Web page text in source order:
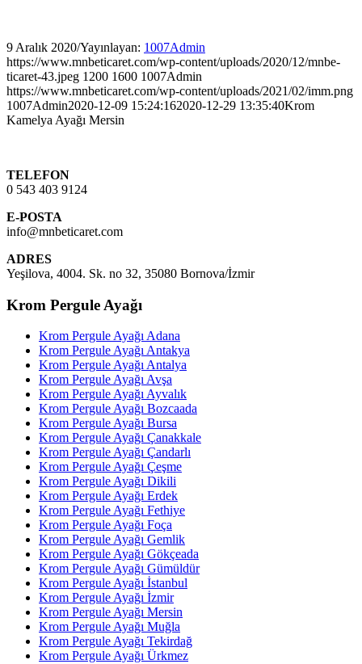
9 Aralık 2020/Yayınlayan: 1007Admin
https://www.mnbeticaret.com/wp-content/uploads/2020/12/mnbe-
ticaret-43.jpeg 1200 1600 1007Admin
https://www.mnbeticaret.com/wp-content/uploads/2021/02/imm.png
1007Admin2020-12-09 15:24:162020-12-29 13:35:40Krom
Kamelya Ayağı Mersin
TELEFON
0 543 403 9124
E-POSTA
info@mnbeticaret.com
ADRES
Yeşilova, 4004. Sk. no 32, 35080 Bornova/İzmir
Krom Pergule Ayağı
Krom Pergule Ayağı Adana
Krom Pergule Ayağı Antakya
Krom Pergule Ayağı Antalya
Krom Pergule Ayağı Avşa
Krom Pergule Ayağı Ayvalık
Krom Pergule Ayağı Bozcaada
Krom Pergule Ayağı Bursa
Krom Pergule Ayağı Çanakkale
Krom Pergule Ayağı Çandarlı
Krom Pergule Ayağı Çeşme
Krom Pergule Ayağı Dikili
Krom Pergule Ayağı Erdek
Krom Pergule Ayağı Fethiye
Krom Pergule Ayağı Foça
Krom Pergule Ayağı Gemlik
Krom Pergule Ayağı Gökçeada
Krom Pergule Ayağı Gümüldür
Krom Pergule Ayağı İstanbul
Krom Pergule Ayağı İzmir
Krom Pergule Ayağı Mersin
Krom Pergule Ayağı Muğla
Krom Pergule Ayağı Tekirdağ
Krom Pergule Ayağı Ürkmez